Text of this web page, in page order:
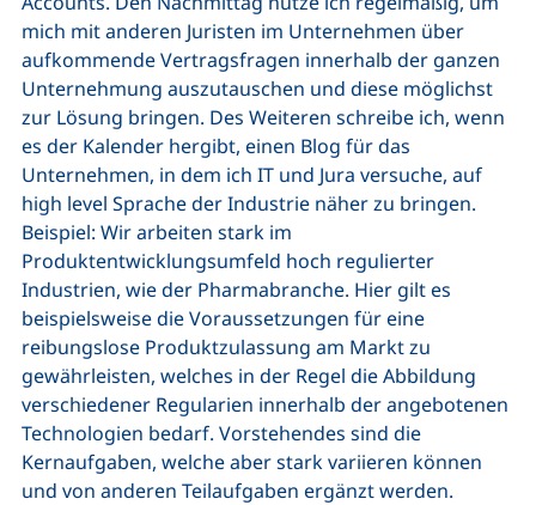
mich mit anderen Juristen im Unternehmen über
aufkommende Vertragsfragen innerhalb der ganzen
Unternehmung auszutauschen und diese möglichst
zur Lösung bringen. Des Weiteren schreibe ich, wenn
es der Kalender hergibt, einen Blog für das
Unternehmen, in dem ich IT und Jura versuche, auf
high level Sprache der Industrie näher zu bringen.
Beispiel: Wir arbeiten stark im
Produktentwicklungsumfeld hoch regulierter
Industrien, wie der Pharmabranche. Hier gilt es
beispielsweise die Voraussetzungen für eine
reibungslose Produktzulassung am Markt zu
gewährleisten, welches in der Regel die Abbildung
verschiedener Regularien innerhalb der angebotenen
Technologien bedarf. Vorstehendes sind die
Kernaufgaben, welche aber stark variieren können
und von anderen Teilaufgaben ergänzt werden.